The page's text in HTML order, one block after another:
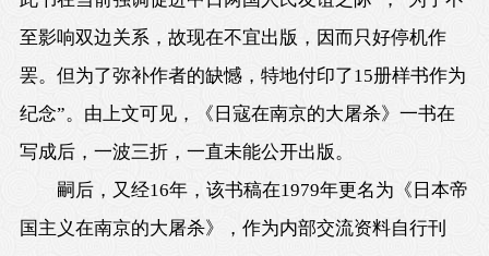
至影响双边关系，故现在不宜出版，因而只好停机作
罢。但为了弥补作者的缺憾，特地付印了15册样书作为
纪念”。由上文可见，《日寇在南京的大屠杀》一书在
写成后，一波三折，一直未能公开出版。
嗣后，又经16年，该书稿在1979年更名为《日本帝
国主义在南京的大屠杀》，作为内部交流资料自行刊